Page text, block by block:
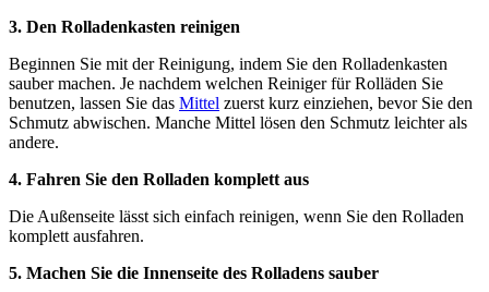
3. Den Rolladenkasten reinigen
Beginnen Sie mit der Reinigung, indem Sie den Rolladenkasten
sauber machen. Je nachdem welchen Reiniger für Rolläden Sie
benutzen, lassen Sie das Mittel zuerst kurz einziehen, bevor Sie den
Schmutz abwischen. Manche Mittel lösen den Schmutz leichter als
andere.
4. Fahren Sie den Rolladen komplett aus
Die Außenseite lässt sich einfach reinigen, wenn Sie den Rolladen
komplett ausfahren.
5. Machen Sie die Innenseite des Rolladens sauber